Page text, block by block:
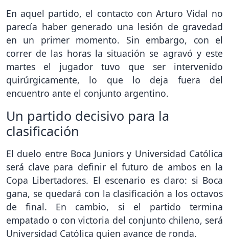
En aquel partido, el contacto con Arturo Vidal no
parecía haber generado una lesión de gravedad
en un primer momento. Sin embargo, con el
correr de las horas la situación se agravó y este
martes el jugador tuvo que ser intervenido
quirúrgicamente, lo que lo deja fuera del
encuentro ante el conjunto argentino.
Un partido decisivo para la
clasificación
El duelo entre Boca Juniors y Universidad Católica
será clave para definir el futuro de ambos en la
Copa Libertadores. El escenario es claro: si Boca
gana, se quedará con la clasificación a los octavos
de final. En cambio, si el partido termina
empatado o con victoria del conjunto chileno, será
Universidad Católica quien avance de ronda.